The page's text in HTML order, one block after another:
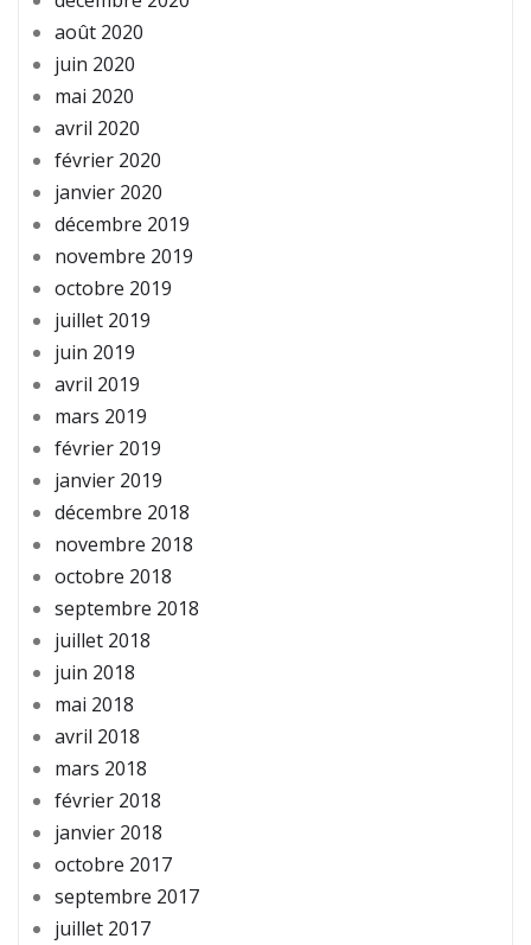
août 2020
juin 2020
mai 2020
avril 2020
février 2020
janvier 2020
décembre 2019
novembre 2019
octobre 2019
juillet 2019
juin 2019
avril 2019
mars 2019
février 2019
janvier 2019
décembre 2018
novembre 2018
octobre 2018
septembre 2018
juillet 2018
juin 2018
mai 2018
avril 2018
mars 2018
février 2018
janvier 2018
octobre 2017
septembre 2017
juillet 2017